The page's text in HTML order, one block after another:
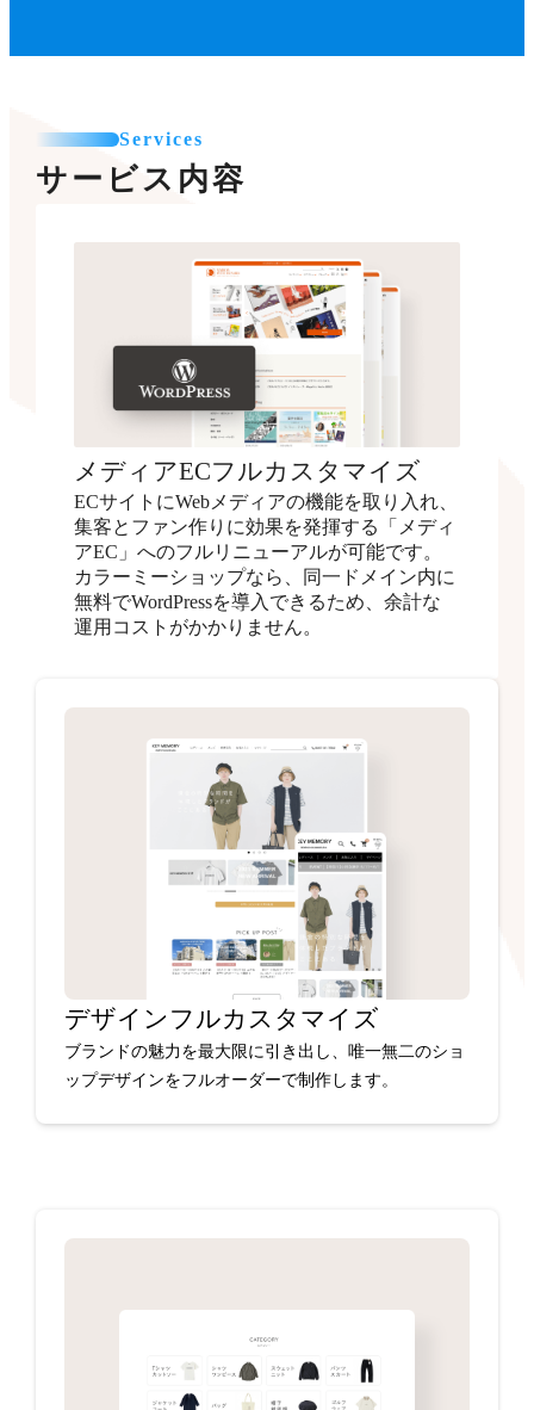
Services
サービス内容
メディアECフルカスタマイズ
ECサイトにWebメディアの機能を取り入れ、
集客とファン作りに効果を発揮する「メディ
アEC」へのフルリニューアルが可能です。
カラーミーショップなら、同一ドメイン内に
無料でWordPressを導入できるため、余計な
運用コストがかかりません。
デザインフルカスタマイズ
ブランドの魅力を最大限に引き出し、唯一無二のショ
ップデザインをフルオーダーで制作します。